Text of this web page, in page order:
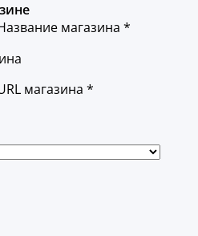
магазина *
магазина *